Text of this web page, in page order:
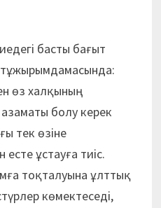
басты бағыт
тұжы­рымдамасында:
өз халқының
болу керек
тек өзіне
ұстауға тиіс.
тоқталуына ұлттық
көмектеседі,